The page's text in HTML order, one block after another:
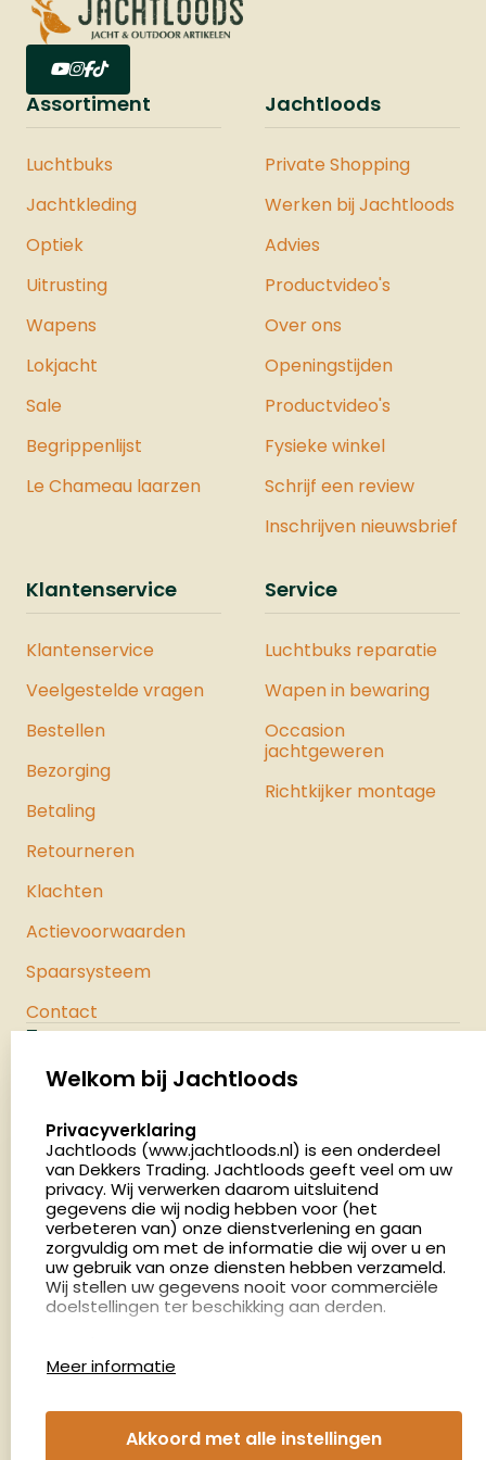
Assortiment
Luchtbuks
Jachtkleding
Optiek
Uitrusting
Wapens
Lokjacht
Sale
Begrippenlijst
Le Chameau laarzen
Jachtloods
Private Shopping
Werken bij Jachtloods
Advies
Productvideo's
Over ons
Openingstijden
Productvideo's
Fysieke winkel
Schrijf een review
Inschrijven nieuwsbrief
Klantenservice
Klantenservice
Veelgestelde vragen
Bestellen
Bezorging
Betaling
Retourneren
Klachten
Actievoorwaarden
Spaarsysteem
Contact
Service
Luchtbuks reparatie
Wapen in bewaring
Occasion
jachtgeweren
Richtkijker montage
Palenrij 1
Nederland
4.8
2886 beoordelingen
Openingstijden
Dinsdag en donderdag: 13:00 - 17:00 én 18:00 - 21:00
uur
Afspraak maken
Nieuwsbrief
Welkom bij Jachtloods
select language
Privacyverklaring
Jachtloods (www.jachtloods.nl) is een onderdeel
van Dekkers Trading. Jachtloods geeft veel om uw
privacy. Wij verwerken daarom uitsluitend
gegevens die wij nodig hebben voor (het
verbeteren van) onze dienstverlening en gaan
zorgvuldig om met de informatie die wij over u en
uw gebruik van onze diensten hebben verzameld.
Wij stellen uw gegevens nooit voor commerciële
doelstellingen ter beschikking aan derden.
gebruiken en hoe effectief de Adwords-
Meer informatie
Akkoord met alle instellingen